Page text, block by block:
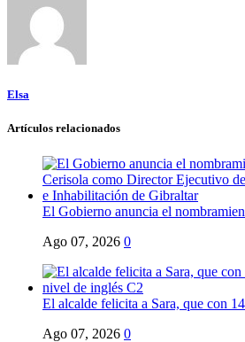
Elsa
Artículos relacionados
El Gobierno anuncia el
Ago 07, 2026 0
El alcalde felicita a Sara, que con
Ago 07, 2026 0